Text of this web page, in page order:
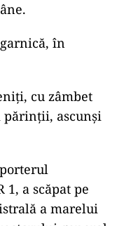
în
cu zâmbet
părinții, ascunși
a scăpat pe
a marelui